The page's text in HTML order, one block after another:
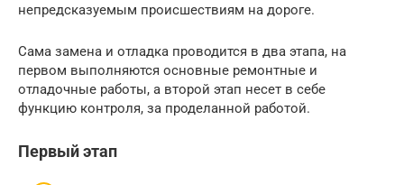
непредсказуемым происшествиям на дороге.
Сама замена и отладка проводится в два этапа, на
первом выполняются основные ремонтные и
отладочные работы, а второй этап несет в себе
функцию контроля, за проделанной работой.
Первый этап